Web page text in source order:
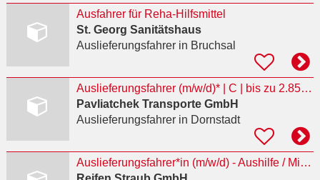
Ausfahrer für Reha-Hilfsmittel
St. Georg Sanitätshaus
Auslieferungsfahrerin Bruchsal
Auslieferungsfahrer (m/w/d)* | C | bis zu 2.850 € netto mtl
Pavliatchek Transporte GmbH
Auslieferungsfahrerin Dornstadt
Auslieferungsfahrer*in (m/w/d) - Aushilfe / Minijob (Tag- und /oder Nachttour)